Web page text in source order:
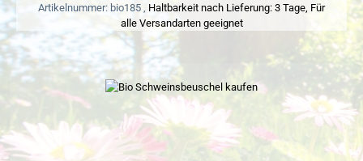
Artikelnummer: bio185 , Haltbarkeit nach Lieferung: 3 Tage, Für
alle Versandarten geeignet
Bildergalerie überspringen